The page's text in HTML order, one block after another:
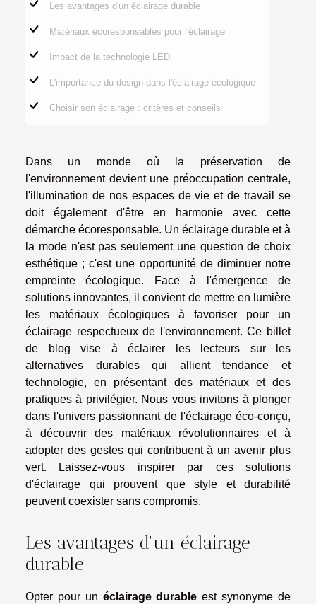
Les avantages d'un éclairage durable
Matériaux écoresponsables pour l'éclairage
Impact de la technologie LED
L'importance du design dans l'éclairage écologique
Choisir son éclairage : critères et conseils
Dans un monde où la préservation de
l'environnement devient une préoccupation centrale,
l'illumination de nos espaces de vie et de travail se
doit également d'être en harmonie avec cette
démarche écoresponsable. Un éclairage durable et à
la mode n'est pas seulement une question de choix
esthétique ; c'est une opportunité de diminuer notre
empreinte écologique. Face à l'émergence de
solutions innovantes, il convient de mettre en lumière
les matériaux écologiques à favoriser pour un
éclairage respectueux de l'environnement. Ce billet
de blog vise à éclairer les lecteurs sur les
alternatives durables qui allient tendance et
technologie, en présentant des matériaux et des
pratiques à privilégier. Nous vous invitons à plonger
dans l'univers passionnant de l'éclairage éco-conçu,
à découvrir des matériaux révolutionnaires et à
adopter des gestes qui contribuent à un avenir plus
vert. Laissez-vous inspirer par ces solutions
d'éclairage qui prouvent que style et durabilité
peuvent coexister sans compromis.
Les avantages d'un éclairage
durable
Opter pour un éclairage durable est synonyme de